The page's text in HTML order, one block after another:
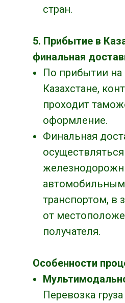
стран.
5. Прибытие в
финальная
По прибытии
Казахстане,
проходит
оформление.
Финальная
автомобильным
транспортом, в
от
получателя.
Особенности
Перевозка